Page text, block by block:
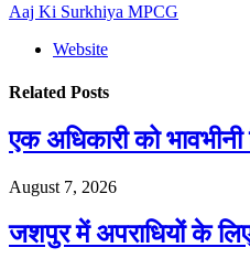
Aaj Ki Surkhiya MPCG
Website
Related Posts
एक अधिकारी को
August 7, 2026
जशपुर में अपराधियों के